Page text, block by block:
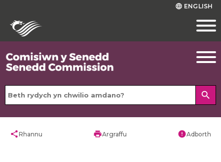
language ENGLISH
search
shareRhannu printArgraffu errorAdborth